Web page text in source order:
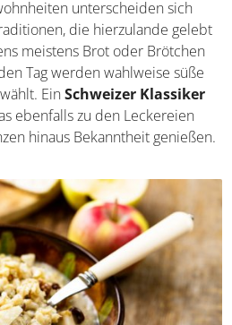
rund ums Essen
unterscheiden sich
die hierzulande
meistens Brot oder
Start in den Tag werden
Beläge gewählt. Ein
gehört, die über die Grenzen